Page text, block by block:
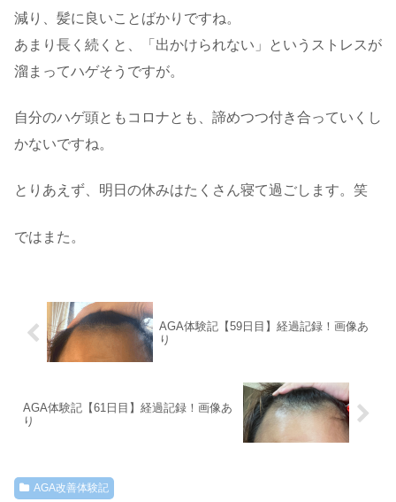
減り、髪に良いことばかりですね。
あまり長く続くと、「出かけられない」というストレスが
溜まってハゲそうですが。
自分のハゲ頭ともコロナとも、諦めつつ付き合っていくし
かないですね。
とりあえず、明日の休みはたくさん寝て過ごします。笑
ではまた。
AGA体験記【59日目】経過記録！画像あ
り
AGA体験記【61日目】経過記録！画像あ
り
AGA改善体験記